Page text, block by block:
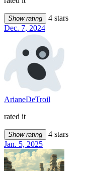
Show rating
4 stars
Dec. 7, 2024
ArianeDeTroil
rated it
Show rating
4 stars
Jan. 5, 2025